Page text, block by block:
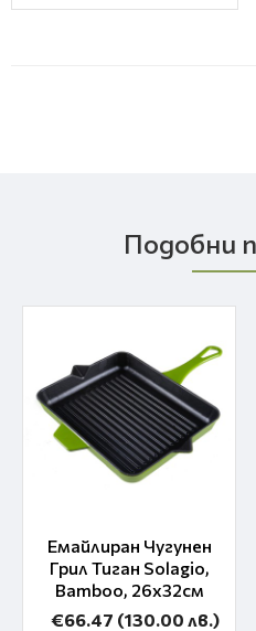
Подобни
Емайлиран Чугунен
Грил Тиган Solagio,
Bamboo, 26х32см
€66.47 (130.00 лв.)